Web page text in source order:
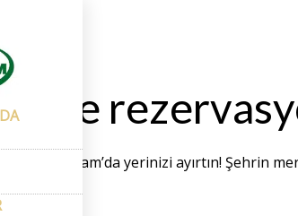
ve
Otel Kabaçam’da yerinizi ayırtın! Şehrin